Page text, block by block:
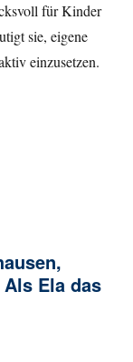
für Kinder
sie, eigene
einzusetzen.
Ela das